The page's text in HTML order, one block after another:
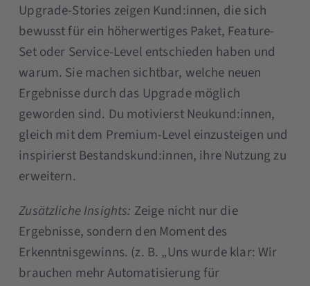
Upgrade-Stories zeigen Kund:innen, die sich
bewusst für ein höherwertiges Paket, Feature-
Set oder Service-Level entschieden haben und
warum. Sie machen sichtbar, welche neuen
Ergebnisse durch das Upgrade möglich
geworden sind. Du motivierst Neukund:innen,
gleich mit dem Premium-Level einzusteigen und
inspirierst Bestandskund:innen, ihre Nutzung zu
erweitern.
Zusätzliche Insights: Zeige nicht nur die
Ergebnisse, sondern den Moment des
Erkenntnisgewinns. (z. B. „Uns wurde klar: Wir
brauchen mehr Automatisierung für